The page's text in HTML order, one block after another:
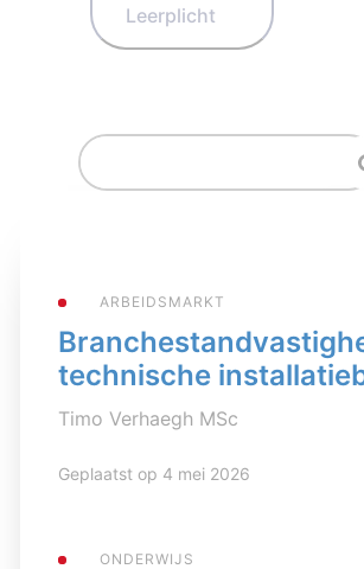
Leerplicht
ARBEIDSMARKT
technische
Timo Verhaegh MSc
Geplaatst op 4 mei 2026
ONDERWIJS